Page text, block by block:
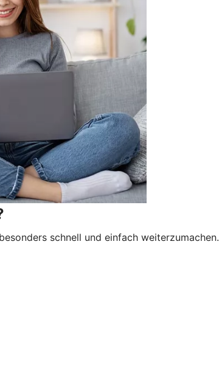
schnell und einfach weiterzumachen.